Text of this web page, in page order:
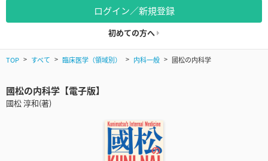
ログイン／新規登録
初めての方へ
TOP すべて 臨床医学（領域別） 内科一般 國松の内科学
國松の内科学【電子版】
國松 淳和(著)